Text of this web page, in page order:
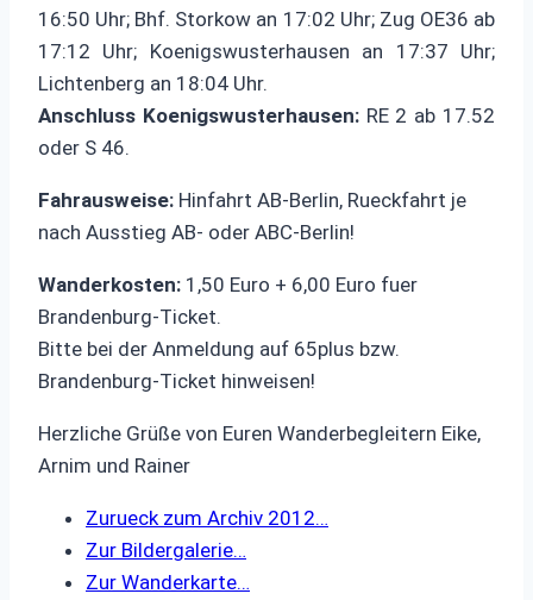
16:50 Uhr; Bhf. Storkow an 17:02 Uhr; Zug OE36 ab
17:12 Uhr; Koenigswusterhausen an 17:37 Uhr;
Lichtenberg an 18:04 Uhr.
Anschluss Koenigswusterhausen:RE 2 ab 17.52
oder S 46.
Fahrausweise: Hinfahrt AB-Berlin, Rueckfahrt je
nach Ausstieg AB- oder ABC-Berlin!
Wanderkosten: 1,50 Euro + 6,00 Euro fuer
Brandenburg-Ticket.
Bitte bei der Anmeldung auf 65plus bzw.
Brandenburg-Ticket hinweisen!
Herzliche Grüße von Euren Wanderbegleitern Eike,
Arnim und Rainer
Zurueck zum Archiv 2012…
Zur Bildergalerie…
Zur Wanderkarte…